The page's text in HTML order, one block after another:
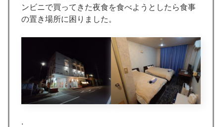
ンビニで買ってきた夜食を食べようとしたら食事
の置き場所に困りました。
.